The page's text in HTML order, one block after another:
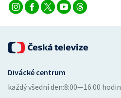
Divácké centrum
každý všední den:8:00—16:00 hodin